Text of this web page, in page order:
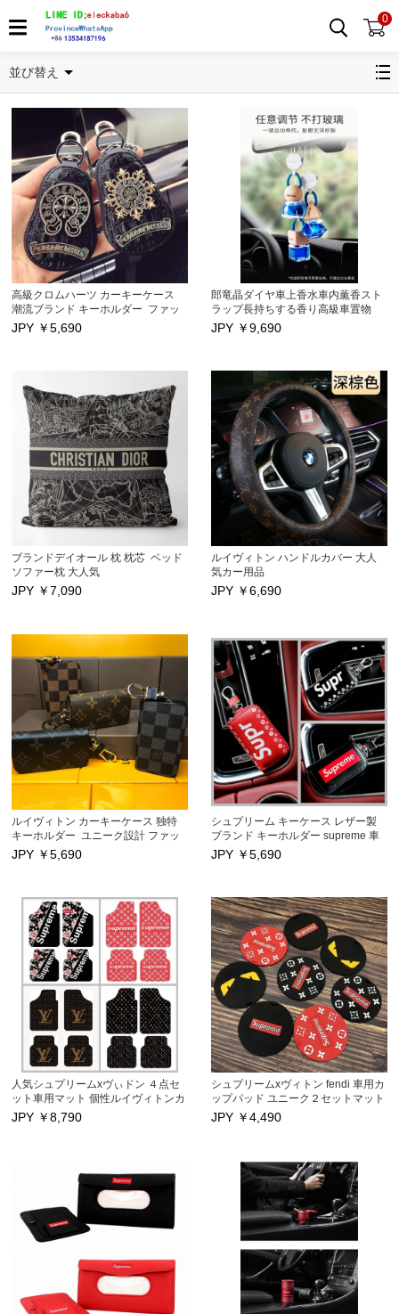
0
並び替え
高級クロムハーツ カーキーケース
潮流ブランド キーホルダー ファッ
ション生活用品 大人気
JPY ￥5,690
郎竜晶ダイヤ車上香水車内薫香スト
ラップ長持ちする香り高級車置物
JPY ￥9,690
ブランドデイオール 枕 枕芯 ベッド
ソファー枕​​​​​​​ 大人気
JPY ￥7,090
ルイヴィトン ハンドルカバー 大人
気カー用品
JPY ￥6,690
ルイヴィトン カーキーケース 独特
キーホルダー ユニーク設計 ファッ
ション生活用品 大人気
JPY ￥5,690
シュプリーム キーケース レザー製
ブランド キーホルダー supreme 車
載用キーケース
JPY ￥5,690
人気シュプリームxヴぃドン ４点セ
ット車用マット 個性ルイヴィトンカ
ーペット車用品
JPY ￥8,790
シュプリームxヴィトン fendi 車用カ
ップパッド ユニーク２セットマット
JPY ￥4,490